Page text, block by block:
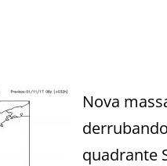
Nova
quadrante